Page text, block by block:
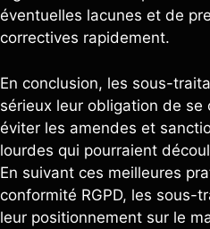
éventuelles lacunes et de
correctives rapidement.
En conclusion, les sous-
sérieux leur obligation de se
éviter les amendes et
lourdes qui pourraient
En suivant ces meilleures
conformité RGPD, les sous-
leur positionnement sur le